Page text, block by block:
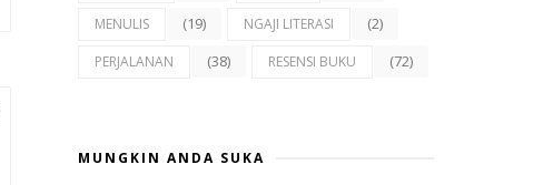
MENULIS (19) NGAJI LITERASI (2)
PERJALANAN (38) RESENSI BUKU (72)
MUNGKIN ANDA SUKA